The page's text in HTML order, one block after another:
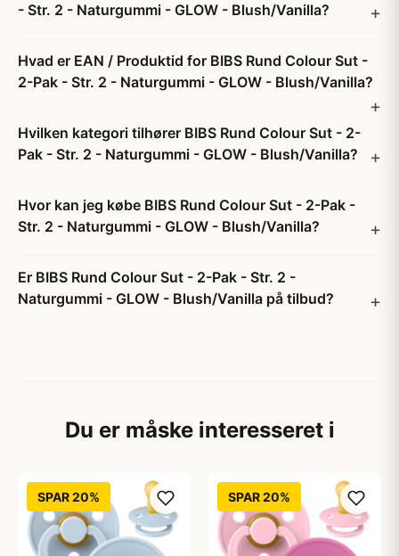
- Str. 2 - Naturgummi - GLOW - Blush/Vanilla?
Hvad er EAN / Produktid for BIBS Rund Colour Sut -
2-Pak - Str. 2 - Naturgummi - GLOW - Blush/Vanilla?
Hvilken kategori tilhører BIBS Rund Colour Sut - 2-
Pak - Str. 2 - Naturgummi - GLOW - Blush/Vanilla?
Hvor kan jeg købe BIBS Rund Colour Sut - 2-Pak -
Str. 2 - Naturgummi - GLOW - Blush/Vanilla?
Er BIBS Rund Colour Sut - 2-Pak - Str. 2 -
Naturgummi - GLOW - Blush/Vanilla på tilbud?
Du er måske interesseret i
SPAR 20% SPAR 20%